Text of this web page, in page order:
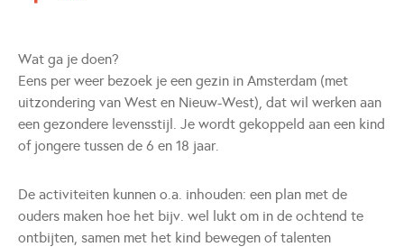
Wat ga je doen?
Eens per weer bezoek je een gezin in Amsterdam (met
uitzondering van West en Nieuw-West), dat wil werken aan
een gezondere levensstijl. Je wordt gekoppeld aan een kind
of jongere tussen de 6 en 18 jaar.
De activiteiten kunnen o.a. inhouden: een plan met de
ouders maken hoe het bijv. wel lukt om in de ochtend te
ontbijten, samen met het kind bewegen of talenten